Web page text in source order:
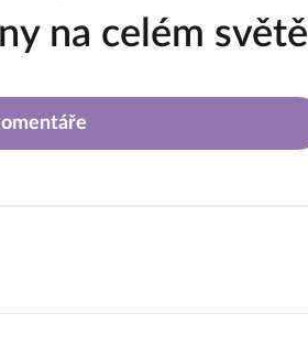
na celém světě